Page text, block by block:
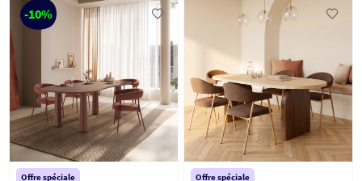
-10%
Offre spéciale Offre spéciale